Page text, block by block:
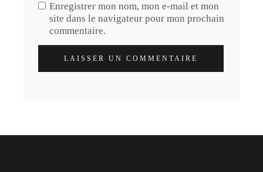
Enregistrer mon nom, mon e-mail et mon
site dans le navigateur pour mon prochain
commentaire.
LAISSER UN COMMENTAIRE